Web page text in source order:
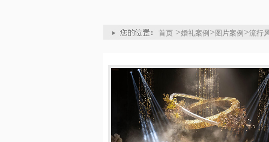
首页 >婚礼案例 > 图片案例 >流行